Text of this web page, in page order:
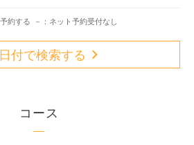
約する －：ネット予約受付なし
付で検索する
コース